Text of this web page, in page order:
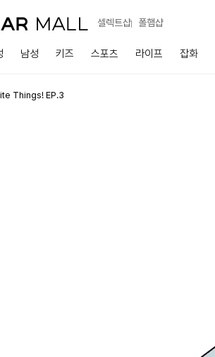
셀렉트샵 폴햄샵
남성 키즈 스포츠 라이프 잡화
Things! EP.3